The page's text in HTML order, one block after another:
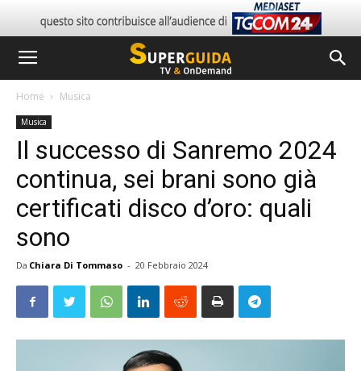
Home Musica
Musica
Il successo di Sanremo 2024
continua, sei brani sono già
certificati disco d’oro: quali
sono
Da Chiara Di Tommaso - 20 Febbraio 2024